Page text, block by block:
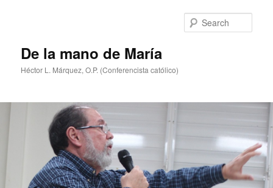
De la mano de María
Héctor L. Márquez, O.P. (Conferencista católico)